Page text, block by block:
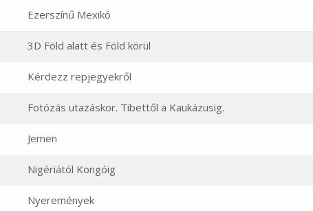
Ezerszínű Mexikó
3D Föld alatt és Föld körül
Kérdezz repjegyekről
Fotózás utazáskor. Tibettől a Kaukázusig.
Jemen
Nigériától Kongóig
Nyeremények